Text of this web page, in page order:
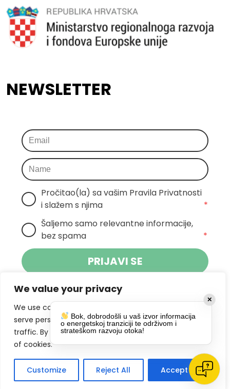
We value your privacy
We use cookies to enhance your browsing experience,
serve personalized ads or content, and analyze our
traffic. By clicking "Accept All", you consent to our use
of cookies.
Customize Reject All Accept All
NEWSLETTER
Pročitao(la) sa vašim Pravila Privatnosti
i slažem s njima
*
Šaljemo samo relevantne informacije,
bez spama
*
PRIJAVI SE
Klikom na gumb dajete suglasnost za
primanje novosti Pokreta Otoka te se
slažete spolitikom privatnosti.
DRUŠTVENE MREŽE
✕
Bok, dobrodošli u vaš izvor informacija
o energetskoj tranziciji te održivom i
strateškom razvoju otoka!